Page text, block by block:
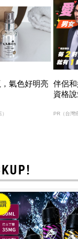
氣色好明亮 伴侶
資格說
PR（台灣